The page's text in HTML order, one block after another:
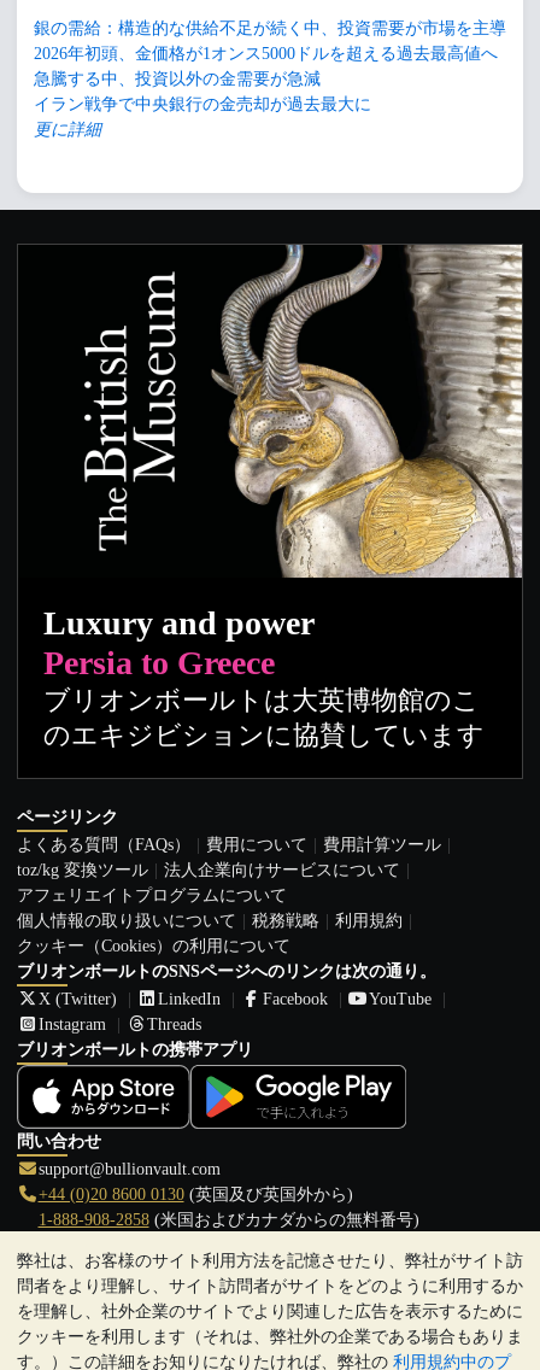
弊社は、お客様のサイト利用方法を記憶させたり、弊社がサイト訪
問者をより理解し、サイト訪問者がサイトをどのように利用するか
を理解し、社外企業のサイトでより関連した広告を表示するために
クッキーを利用します（それは、弊社外の企業である場合もありま
す。）この詳細をお知りになりたければ、弊社の 利用規約中のプ
銀の需給：構造的な供給不足が続く中、投資需要が市場を主導
2026年初頭、金価格が1オンス5000ドルを超える過去最高値へ
急騰する中、投資以外の金需要が急減
イラン戦争で中央銀行の金売却が過去最大に
更に詳細
Luxury and power
Persia to Greece
ブリオンボールトは大英博物館のこ
のエキジビションに協賛しています
ページリンク
よくある質問（FAQs）
費用について
費用計算ツール
toz/kg 変換ツール
法人企業向けサービスについて
アフェリエイトプログラムについて
個人情報の取り扱いについて
税務戦略
利用規約
クッキー（Cookies）の利用について
ブリオンボールトのSNSページへのリンクは次の通り。
X (Twitter)
LinkedIn Facebook
YouTube
Instagram
Threads
ブリオンボールトの携帯アプリ
問い合わせ
support@bullionvault.com
+44 (0)20 8600 0130(英国及び英国外から)
1-888-908-2858(米国およびカナダからの無料番号)
クリックして通話を開始
営業時間:
9:00～20:30 (英国), 月曜日から金曜日
17:00～2:30（日本時間）, 月曜日から金曜日